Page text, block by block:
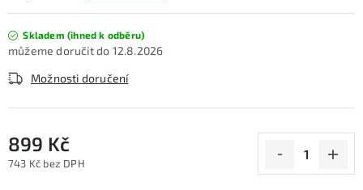
Skladem (ihned k odběru)
12.8.2026
Možnosti doručení
899 Kč
743 Kč bez DPH